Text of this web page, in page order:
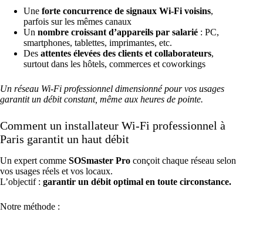
Une forte concurrence de signaux Wi-Fi voisins,
parfois sur les mêmes canaux
Un nombre croissant d’appareils par salarié : PC,
smartphones, tablettes, imprimantes, etc.
Des attentes élevées des clients et collaborateurs,
surtout dans les hôtels, commerces et coworkings
Un réseau Wi-Fi professionnel dimensionné pour vos usages
garantit un débit constant, même aux heures de pointe.
Comment un installateur Wi-Fi professionnel à
Paris garantit un haut débit
Un expert comme SOSmaster Pro conçoit chaque réseau selon
vos usages réels et vos locaux.
L’objectif : garantir un débit optimal en toute circonstance.
Notre méthode :